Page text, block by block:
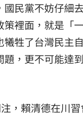
國民黨不妨仔細
裡面，就是「
牲了台灣民主
，更不可能達
，賴清德在川習